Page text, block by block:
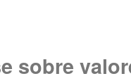
sobre